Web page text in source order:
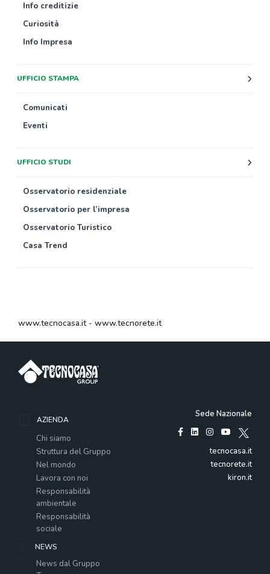
Info creditizie
Curiosità
Info Impresa
UFFICIO STAMPA
Comunicati
Eventi
UFFICIO STUDI
Osservatorio residenziale
Osservatorio per l’impresa
Osservatorio Turistico
Casa Trend
www.tecnocasa.it- www.tecnorete.it
AZIENDA
Chi siamo
Struttura del Gruppo
Nel mondo
Lavora con noi
Responsabilità
ambientale
Responsabilità
sociale
NEWS
News dal Gruppo
Sede Nazionale
tecnocasa.it
tecnorete.it
kiron.it